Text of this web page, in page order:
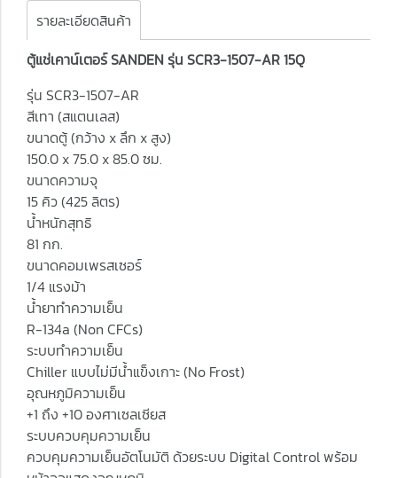
รายละเอียดสินค้า
ตู้แช่เคาน์เตอร์ SANDEN รุ่น SCR3-1507-AR 15Q
รุ่น SCR3-1507-AR
สีเทา (สแตนเลส)
ขนาดตู้ (กว้าง x ลึก x สูง)
150.0 x 75.0 x 85.0 ซม.
ขนาดความจุ
15 คิว (425 ลิตร)
น้ำหนักสุทธิ
81 กก.
ขนาดคอมเพรสเซอร์
1/4 แรงม้า
น้ำยาทำความเย็น
R-134a (Non CFCs)
ระบบทำความเย็น
Chiller แบบไม่มีน้ำแข็งเกาะ (No Frost)
อุณหภูมิความเย็น
+1 ถึง +10 องศาเซลเซียส
ระบบควบคุมความเย็น
ควบคุมความเย็นอัตโนมัติ ด้วยระบบ Digital Control พร้อม